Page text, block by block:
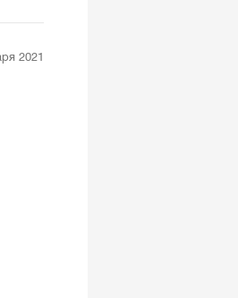
2021